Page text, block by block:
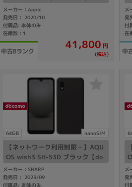
GB ホワイト
メーカー：Apple
発売日： 2020/10
付属品: 本体のみ
在庫数：1
中古Bランク
41,800 円
(税込)
メ
発
在
中
64GB nanoSIM
【ネットワーク利用制限－】AQU
OS wish3 SH-53D ブラック【do
como版 SIMフリー】
メーカー：SHARP
発売日： 2023/09
付属品: 本体のみ
メ
発
付
DVDスーパーマルチ
Apple M2
Core i7
メモリ